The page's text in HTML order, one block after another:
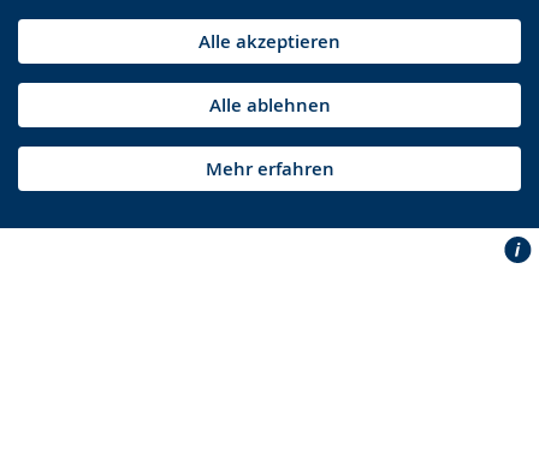
Alle akzeptieren
Alle ablehnen
Mehr erfahren